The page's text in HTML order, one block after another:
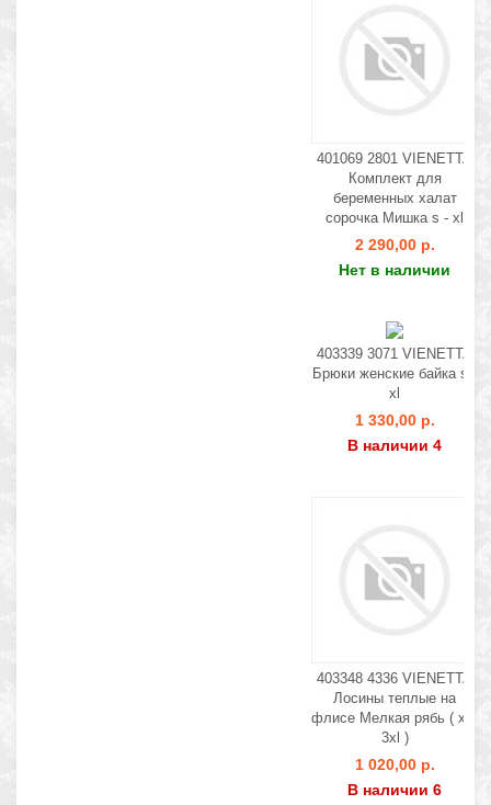
401069 2801 VIENETTA
Комплект для
беременных халат
сорочка Мишка s - xl
2 290,00 р.
Нет в наличии
403339 3071 VIENETTA
Брюки женские байка s -
xl
1 330,00 р.
В наличии 4
403348 4336 VIENETTA
Лосины теплые на
флисе Мелкая рябь ( xl -
3xl )
1 020,00 р.
В наличии 6